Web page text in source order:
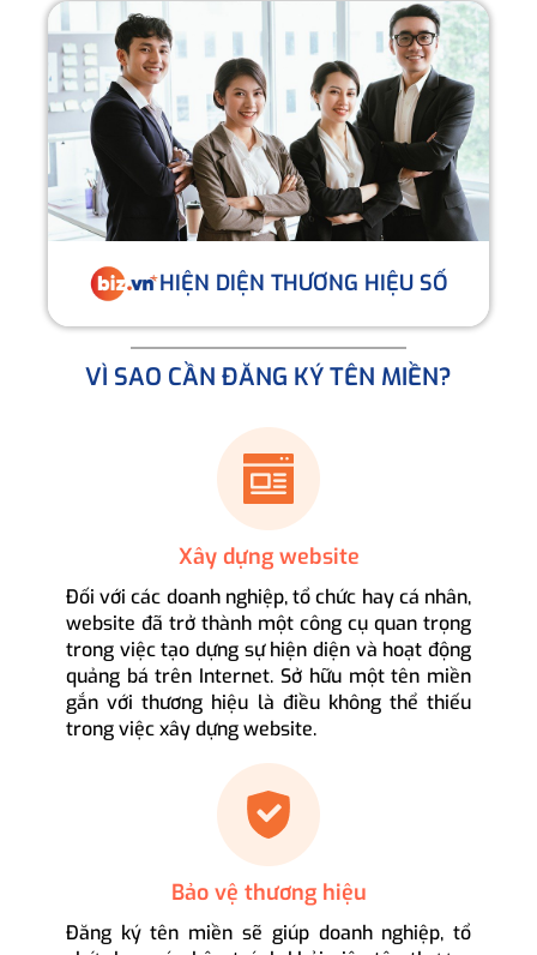
HIỆN DIỆN THƯƠNG HIỆU SỐ
VÌ SAO CẦN ĐĂNG KÝ TÊN MIỀN?
Xây dựng website
Đối với các doanh nghiệp, tổ chức hay cá nhân,
website đã trở thành một công cụ quan trọng
trong việc tạo dựng sự hiện diện và hoạt động
quảng bá trên Internet. Sở hữu một tên miền
gắn với thương hiệu là điều không thể thiếu
trong việc xây dựng website.
Bảo vệ thương hiệu
Đăng ký tên miền sẽ giúp doanh nghiệp, tổ